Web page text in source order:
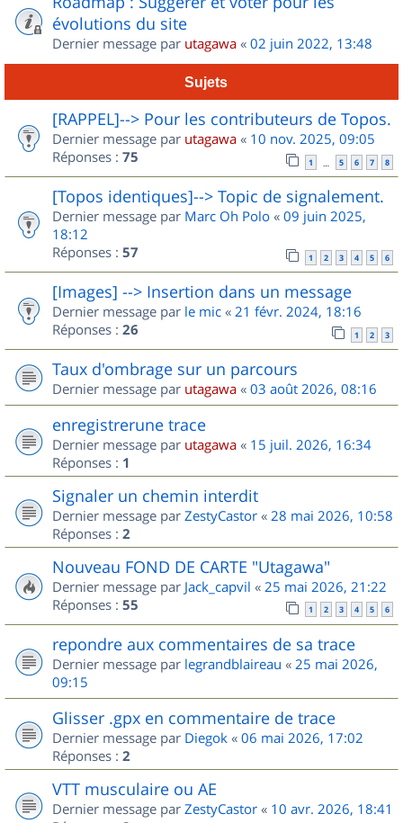
évolutions du site
Dernier message par utagawa « 02 juin 2022, 13:48
Sujets
[RAPPEL]--> Pour les contributeurs de Topos.
Dernier message par utagawa « 10 nov. 2025, 09:05
Réponses : 75 1 … 5 6 7 8
[Topos identiques]--> Topic de signalement.
Dernier message par Marc Oh Polo « 09 juin 2025,
18:12
Réponses : 57 1 2 3 4 5 6
[Images] --> Insertion dans un message
Dernier message par le mic « 21 févr. 2024, 18:16
Réponses : 26 1 2 3
Taux d'ombrage sur un parcours
Dernier message par utagawa « 03 août 2026, 08:16
enregistrerune trace
Dernier message par utagawa « 15 juil. 2026, 16:34
Réponses : 1
Signaler un chemin interdit
Dernier message par ZestyCastor « 28 mai 2026, 10:58
Réponses : 2
Nouveau FOND DE CARTE "Utagawa"
Dernier message par Jack_capvil « 25 mai 2026, 21:22
Réponses : 55 1 2 3 4 5 6
repondre aux commentaires de sa trace
Dernier message par legrandblaireau « 25 mai 2026,
09:15
Glisser .gpx en commentaire de trace
Dernier message par Diegok « 06 mai 2026, 17:02
Réponses : 2
VTT musculaire ou AE
Dernier message par ZestyCastor « 10 avr. 2026, 18:41